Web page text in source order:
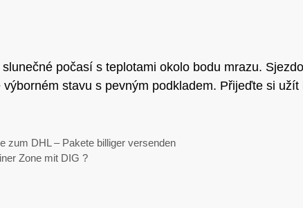
počasí s teplotami okolo bodu mrazu.
stavu s pevným podkladem. Přijeďte si užít
zum DHL – Pakete billiger versenden
Zone mit DIG ?